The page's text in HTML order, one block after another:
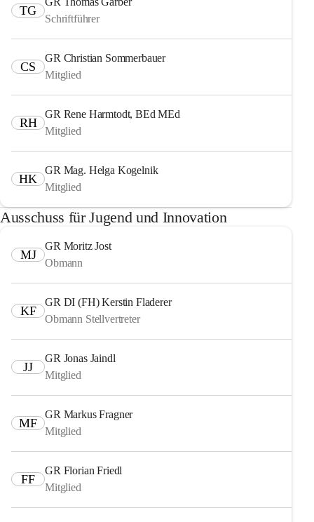
TG
Schriftführer
CS
GR Christian Sommerbauer
Mitglied
RH
GR Rene Harmtodt, BEd MEd
Mitglied
HK
GR Mag. Helga Kogelnik
Mitglied
Ausschuss für Jugend und Innovation
MJ
GR Moritz Jost
Obmann
KF
GR DI (FH) Kerstin Fladerer
Obmann Stellvertreter
JJ
GR Jonas Jaindl
Mitglied
MF
GR Markus Fragner
Mitglied
FF
GR Florian Friedl
Mitglied